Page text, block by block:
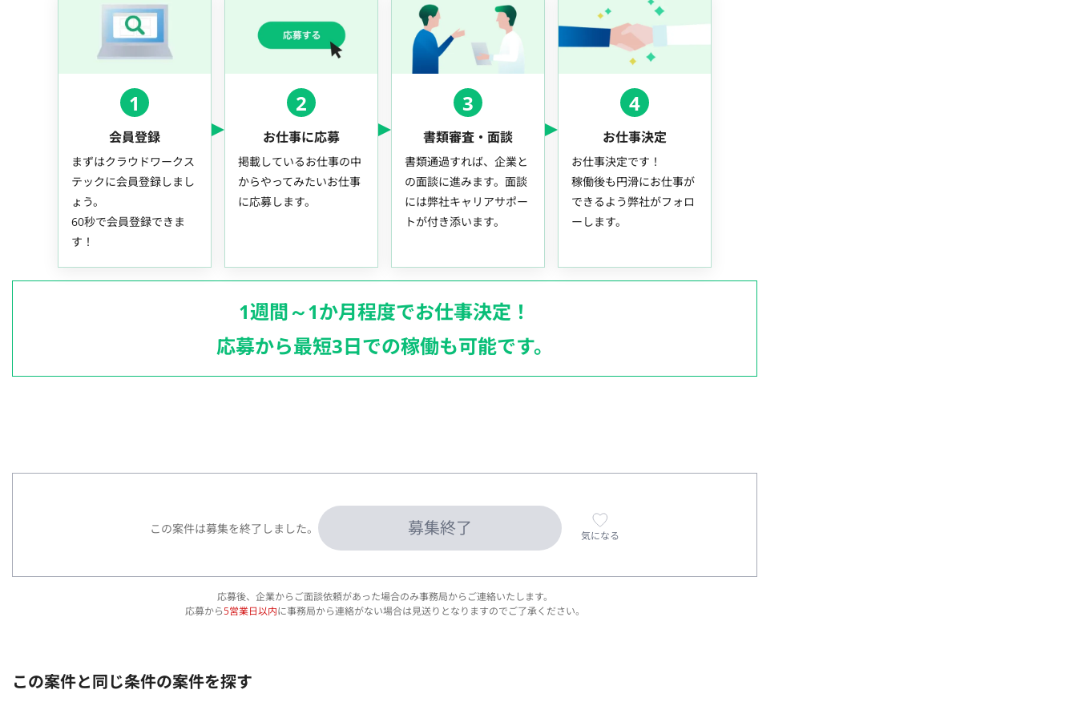
1
会員登録
まずはクラウドワークス
テックに会員登録しまし
ょう。
60秒で会員登録できま
す！
2
お仕事に応募
掲載しているお仕事の中
からやってみたいお仕事
に応募します。
3
書類審査・面談
書類通過すれば、企業と
の面談に進みます。面談
には弊社キャリアサポー
トが付き添います。
4
お仕事決定
お仕事決定です！
稼働後も円滑にお仕事が
できるよう弊社がフォロ
ーします。
1週間～1か月程度でお仕事決定！
応募から最短3日での稼働も可能です。
この案件は募集を終了しました。 募集終了 気になる
応募後、企業からご面談依頼があった場合のみ事務局からご連絡いたします。
応募から5営業日以内に事務局から連絡がない場合は見送りとなりますのでご了承ください。
この案件と同じ条件の案件を探す